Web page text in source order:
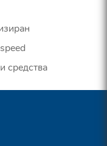
средства